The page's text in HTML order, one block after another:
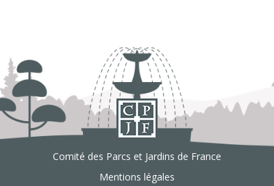
Comité des Parcs et Jardins de France
Mentions légales